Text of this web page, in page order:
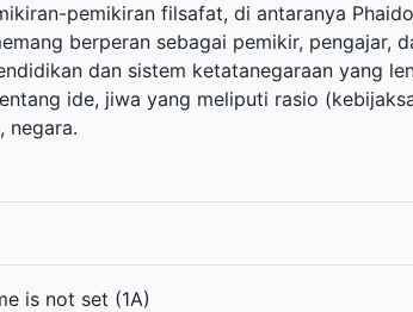
pemikiran filsafat, di antaranya
berperan sebagai pemikir, pengajar,
dan sistem ketatanegaraan yang
ide, jiwa yang meliputi rasio
negara.
is not set (1A)